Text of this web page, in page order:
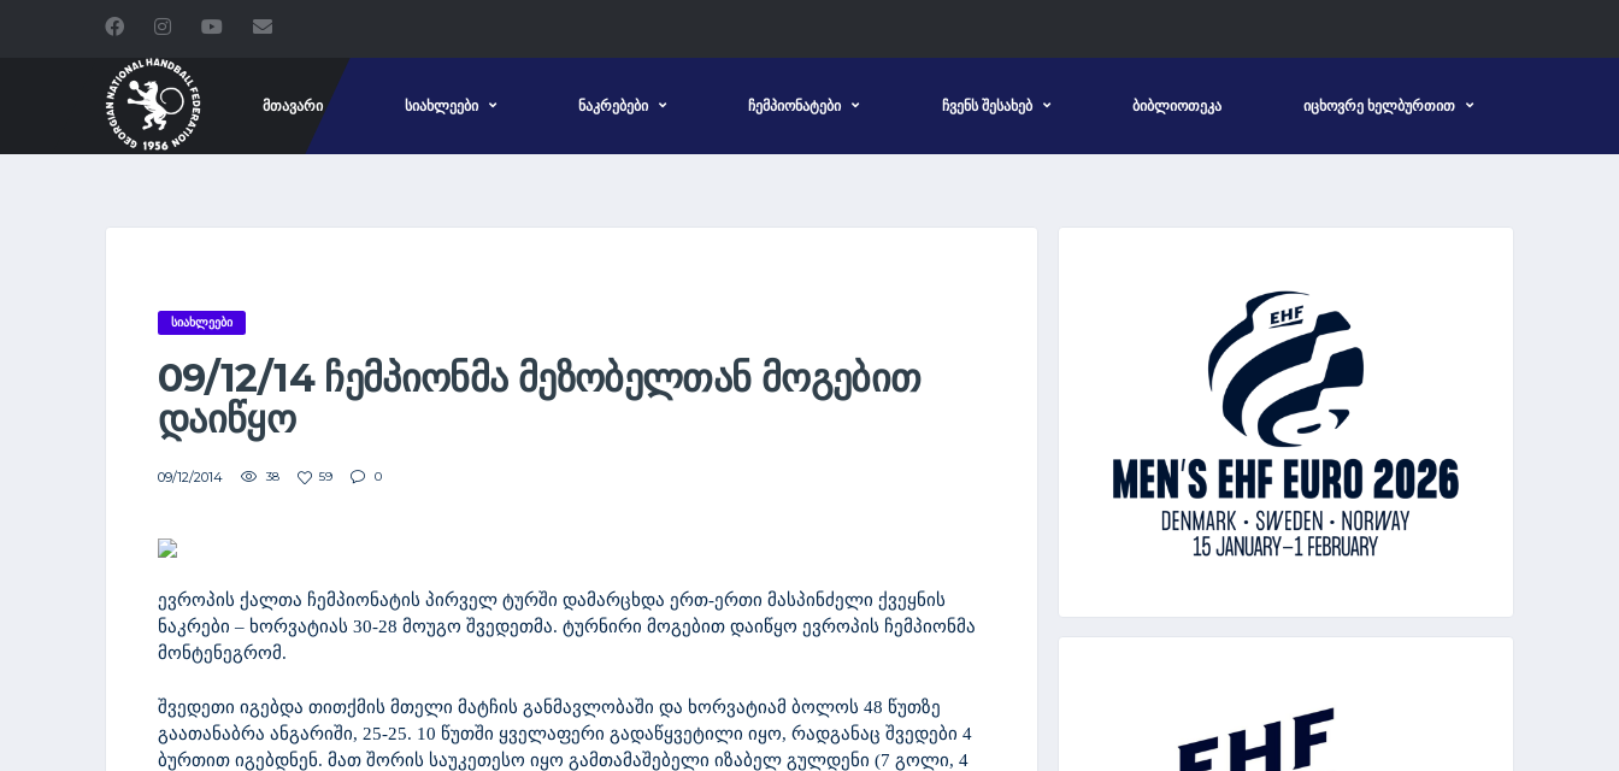
ᲛᲗᲐᲕᲐᲠᲘ ᲡᲘᲐᲮᲚᲔᲔᲑᲘ ᲜᲐᲙᲠᲔᲑᲔᲑᲘ ᲩᲔᲛᲞᲘᲝᲜᲐᲢᲔᲑᲘ ᲩᲕᲔᲜᲡ ᲨᲔᲡᲐᲮᲔᲑ ᲑᲘᲑᲚᲘᲝᲗᲔᲙᲐ ᲘᲪᲮᲝᲕᲠᲔ ᲮᲔᲚᲑᲣᲠᲗᲘᲗ
ᲡᲘᲐᲮᲚᲔᲔᲑᲘ
09/12/14 ᲩᲔᲛᲞᲘᲝᲜᲛᲐ ᲛᲔᲖᲝᲑᲔᲚᲗᲐᲜ ᲛᲝᲒᲔᲑᲘᲗ
ᲓᲐᲘᲬᲧᲝ
09/12/2014 38 59 0
ევროპის ქალთა ჩემპიონატის პირველ ტურში დამარცხდა ერთ-ერთი მასპინძელი ქვეყნის
ნაკრები – ხორვატიას 30-28 მოუგო შვედეთმა. ტურნირი მოგებით დაიწყო ევროპის ჩემპიონმა
მონტენეგრომ.
შვედეთი იგებდა თითქმის მთელი მატჩის განმავლობაში და ხორვატიამ ბოლოს 48 წუთზე
გაათანაბრა ანგარიში, 25-25. 10 წუთში ყველაფერი გადაწყვეტილი იყო, რადგანაც შვედები 4
ბურთით იგებდნენ. მათ შორის საუკეთესო იყო გამთამაშებელი იზაბელ გულდენი (7 გოლი, 4